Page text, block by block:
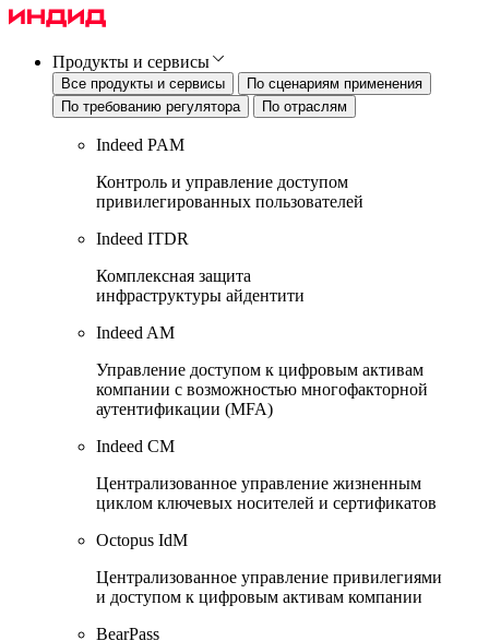
Продукты и сервисы
Все продукты и сервисы
По сценариям применения
По требованию регулятора
По отраслям
Indeed PAM
Контроль и управление доступом
привилегированных пользователей
Indeed ITDR
Комплексная защита
инфраструктуры айдентити
Indeed AM
Управление доступом к цифровым активам
компании с возможностью многофакторной
аутентификации (MFA)
Indeed CM
Централизованное управление жизненным
циклом ключевых носителей и сертификатов
Octopus IdM
Централизованное управление привилегиями
и доступом к цифровым активам компании
BearPass